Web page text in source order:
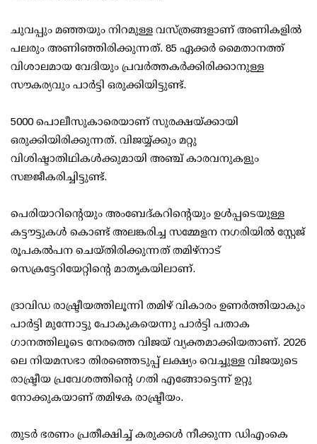
ചുവപ്പും മഞ്ഞയും നിറമുള്ള വസ്ത്രങ്ങളാണ് അണികളില്‍
പലരും അണിഞ്ഞിരിക്കുന്നത്. 85 ഏക്കര്‍ മൈതാനത്ത്
വിശാലമായ വേദിയും പ്രവര്‍ത്തകര്‍ക്കിരിക്കാനുള്ള
സൗകര്യവും പാര്‍ട്ടി ഒരുക്കിയിട്ടുണ്ട്.
5000 പൊലീസുകാരെയാണ് സുരക്ഷയ്ക്കായി
ഒരുക്കിയിരിക്കുന്നത്. വിജയ്യ്ക്കും മറ്റു
വിശിഷ്ടാതിഥികള്‍ക്കുമായി അഞ്ച് കാരവനുകളും
സജ്ജീകരിച്ചിട്ടുണ്ട്.
പെരിയാറിന്റെയും അംബേദ്കറിന്റെയും ഉള്‍പ്പടെയുള്ള
കട്ടൗട്ടുകള്‍ കൊണ്ട് അലങ്കരിച്ച സമ്മേളന നഗരിയില്‍ സ്റ്റേജ്
രൂപകല്‍പന ചെയ്തിരിക്കുന്നത് തമിഴ്‌നാട്
സെക്രട്ടേറിയേറ്റിന്റെ മാതൃകയിലാണ്.
ദ്രാവിഡ രാഷ്ട്രീയത്തിലൂന്നി തമിഴ് വികാരം ഉണര്‍ത്തിയാകും
പാര്‍ട്ടി മുന്നോട്ടു പോകുകയെന്നു പാര്‍ട്ടി പതാക
ഗാനത്തിലൂടെ നേരത്തെ വിജയ് വ്യക്തമാക്കിയതാണ്. 2026
ലെ നിയമസഭാ തിരഞ്ഞെടുപ്പ് ലക്ഷ്യം വെച്ചുള്ള വിജയുടെ
രാഷ്ട്രീയ പ്രവേശത്തിന്റെ ഗതി എങ്ങോട്ടെന്ന് ഉറ്റു
നോക്കുകയാണ് തമിഴക രാഷ്ട്രീയം.
തുടര്‍ ഭരണം പ്രതീക്ഷിച്ച് കരുക്കള്‍ നീക്കുന്ന ഡിഎംകെ